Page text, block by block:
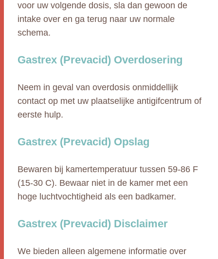
voor uw volgende dosis, sla dan gewoon de
intake over en ga terug naar uw normale
schema.
Gastrex (Prevacid) Overdosering
Neem in geval van overdosis onmiddellijk
contact op met uw plaatselijke antigifcentrum of
eerste hulp.
Gastrex (Prevacid) Opslag
Bewaren bij kamertemperatuur tussen 59-86 F
(15-30 C). Bewaar niet in de kamer met een
hoge luchtvochtigheid als een badkamer.
Gastrex (Prevacid) Disclaimer
We bieden alleen algemene informatie over